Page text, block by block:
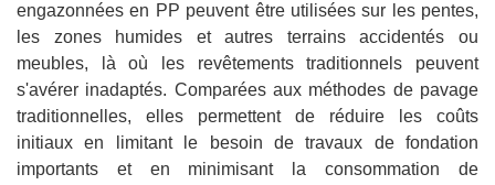
engazonnées en PP peuvent être utilisées sur les pentes,
les zones humides et autres terrains accidentés ou
meubles, là où les revêtements traditionnels peuvent
s'avérer inadaptés. Comparées aux méthodes de pavage
traditionnelles, elles permettent de réduire les coûts
initiaux en limitant le besoin de travaux de fondation
importants et en minimisant la consommation de